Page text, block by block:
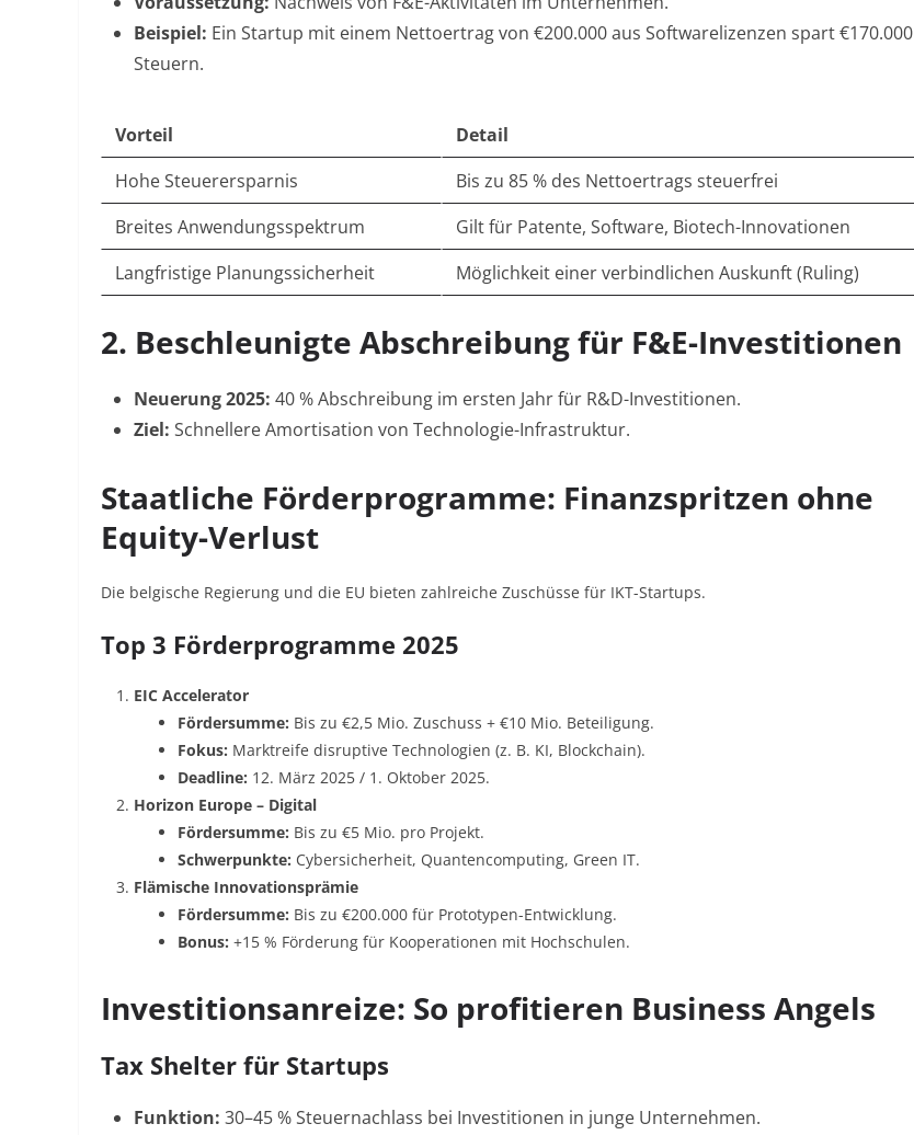
Beispiel: Ein Startup mit einem Nettoertrag von €200.000 aus Softwarelizenzen spart €170.000
Steuern.
Vorteil
Detail
Hohe Steuerersparnis
Bis zu 85 % des Nettoertrags steuerfrei
Breites Anwendungsspektrum
Gilt für Patente, Software, Biotech-Innovationen
Langfristige Planungssicherheit
Möglichkeit einer verbindlichen Auskunft (Ruling)
2. Beschleunigte Abschreibung für F&E-Investitionen
Neuerung 2025: 40 % Abschreibung im ersten Jahr für R&D-Investitionen.
Ziel: Schnellere Amortisation von Technologie-Infrastruktur.
Staatliche Förderprogramme: Finanzspritzen ohne
Equity-Verlust
Die belgische Regierung und die EU bieten zahlreiche Zuschüsse für IKT-Startups.
Top 3 Förderprogramme 2025
EIC Accelerator
Fördersumme: Bis zu €2,5 Mio. Zuschuss + €10 Mio. Beteiligung.
Fokus: Marktreife disruptive Technologien (z. B. KI, Blockchain).
Deadline: 12. März 2025 / 1. Oktober 2025.
Horizon Europe – Digital
Fördersumme: Bis zu €5 Mio. pro Projekt.
Schwerpunkte: Cybersicherheit, Quantencomputing, Green IT.
Flämische Innovationsprämie
Fördersumme: Bis zu €200.000 für Prototypen-Entwicklung.
Bonus: +15 % Förderung für Kooperationen mit Hochschulen.
Investitionsanreize: So profitieren Business Angels
Tax Shelter für Startups
Funktion: 30–45 % Steuernachlass bei Investitionen in junge Unternehmen.